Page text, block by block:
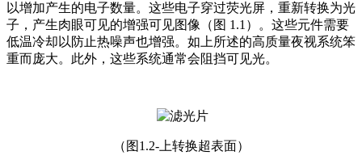
以增加产生的电子数量。这些电子穿过荧光屏，重新转换为光
子，产生肉眼可见的增强可见图像（图 1.1）。这些元件需要
低温冷却以防止热噪声也增强。如上所述的高质量夜视系统笨
重而庞大。此外，这些系统通常会阻挡可见光。
（图1.2-上转换超表面）